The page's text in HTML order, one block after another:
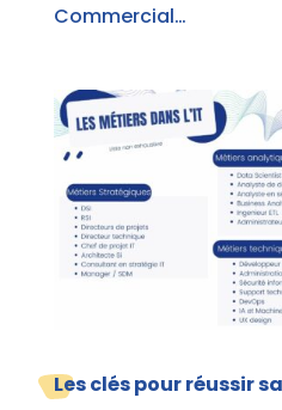
Commercial…
Les clés pour réussir